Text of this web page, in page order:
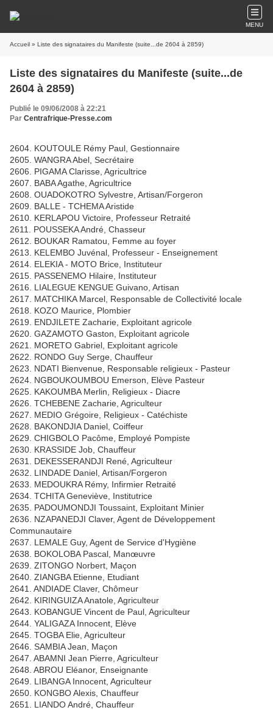
MENU
Accueil » Liste des signataires du Manifeste (suite...de 2604 à 2859)
Liste des signataires du Manifeste (suite...de
2604 à 2859)
Publié le 09/06/2008 à 22:21
Par Centrafrique-Presse.com
2604. KOUTOULE Rémy Paul, Gestionnaire
2605. WANGRA Abel, Secrétaire
2606. PIGAMA Clarisse, Agricultrice
2607. BABA Agathe, Agricultrice
2608. OUADOKOTRO Sylvestre, Artisan/Forgeron
2609. BALLE - TCHEMA Aristide
2610. KERLAPOU Victoire, Professeur Retraité
2611. POUSSEKA André, Chasseur
2612. BOUKAR Ramatou, Femme au foyer
2613. KELEMBO Juvénal, Professeur - Enseignement
2614. ELEKIA - MOTO Brice, Instituteur
2615. PASSENEMO Hilaire, Instituteur
2616. LIALEGUE KENGUE Guivano, Artisan
2617. MATCHIKA Marcel, Responsable de Collectivité locale
2618. KOZO Maurice, Plombier
2619. ENDJILETE Zacharie, Exploitant agricole
2620. GAZAMOTO Gaston, Exploitant agricole
2621. MORETO Gabriel, Exploitant agricole
2622. RONDO Guy Serge, Chauffeur
2623. NDATI Bienvenue, Responsable religieux - Pasteur
2624. NGBOUKOUMBOU Emerson, Elève Pasteur
2625. KAKOUMBA Merlin, Religieux - Diacre
2626. TCHEBENE Zacharie, Agriculteur
2627. MEDIO Grégoire, Religieux - Catéchiste
2628. BAKONDJIA Daniel, Coiffeur
2629. CHIGBOLO Pacôme, Employé Pompiste
2630. KRASSIDE Job, Chauffeur
2631. DEKESSERANDJI René, Agriculteur
2632. LINDADE Daniel, Artisan/Forgeron
2633. MEDOUKRA Rémy, Infirmier Retraité
2634. TCHITA Geneviève, Institutrice
2635. PADOUMONDJI Toussaint, Exploitant Minier
2636. NZAPANEDJI Claver, Agent de Développement
Communautaire
2637. LEMALE Guy, Agent de Service d'Hygiène
2638. BOKOLOBA Pascal, Manœuvre
2639. ZITONGO Norbert, Maçon
2640. ZIANGBA Etienne, Etudiant
2641. ANDIADE Claver, Chômeur
2642. KIRINGUIZA Anatole, Agriculteur
2643. KOBANGUE Vincent de Paul, Agriculteur
2644. YALIGAZA Innocent, Elève
2645. TOGBA Elie, Agriculteur
2646. SAMBIA Jean, Maçon
2647. ABAMNI Jean Pierre, Agriculteur
2648. ABROU Eléanor, Enseignante
2649. LIBANGA Innocent, Agriculteur
2650. KONGBO Alexis, Chauffeur
2651. LIANDO André, Chauffeur